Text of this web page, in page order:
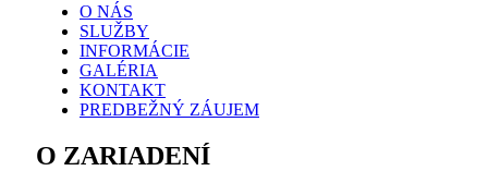
O NÁS
SLUŽBY
INFORMÁCIE
GALÉRIA
KONTAKT
PREDBEŽNÝ ZÁUJEM
O ZARIADENÍ